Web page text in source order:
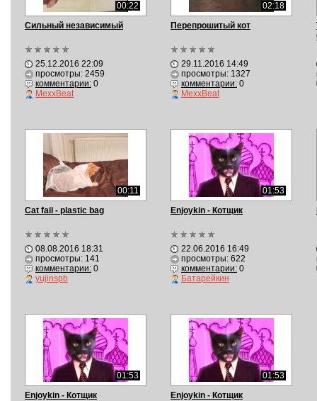
00:22
Сильный независимый
25.12.2016 22:09
просмотры: 2459
комментарии:0
MexxBeat
02:18
Перепрошитый кот
29.11.2016 14:49
просмотры: 1327
комментарии:0
MexxBeat
00:11
Cat fail - plastic bag
08.08.2016 18:31
просмотры: 141
комментарии:0
yujinspb
01:53
Enjoykin - Котщик
22.06.2016 16:49
просмотры: 622
комментарии:0
Батарейкин
01:53
Enjoykin - Котщик
01:53
Enjoykin - Котщик